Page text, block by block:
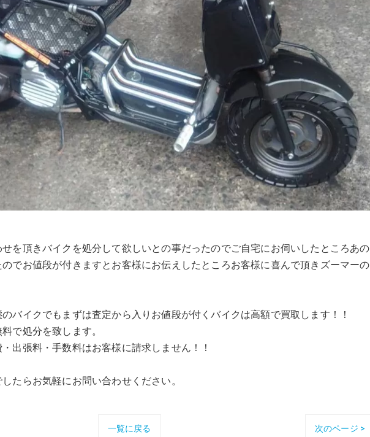
を頂きバイクを処分して欲しいとの事だったのでご自宅にお伺いしたところあの
でお値段が付きますとお客様にお伝えしたところお客様に喜んで頂きズーマーの
バイクでもまずは査定から入りお値段が付くバイクは高額で買取します！！
で処分を致します。
出張料・手数料はお客様に請求しません！！
たらお気軽にお問い合わせください。
一覧に戻る 次のページ >